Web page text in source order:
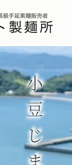
小
小豆じまん